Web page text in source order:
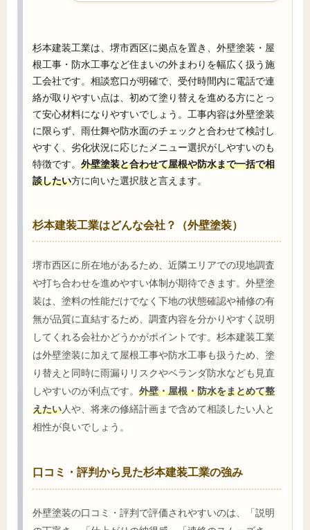
杉本建装工業は、堺市西区に拠点を置き、外壁塗装・屋
根工事・防水工事など住まいの外まわりを幅広く扱う施
工会社です。相談窓口が明確で、受付時間内に電話で連
絡が取りやすい点は、初めて塗り替えを進める方にとっ
て安心材料になりやすいでしょう。工事内容は外壁塗装
に限らず、雨仕舞や防水面のチェックと合わせて検討し
やすく、劣化状況に応じたメニュー選択がしやすいのも
特徴です。 外壁塗装と合わせて屋根や防水まで一括で相
談したい方に向いた選択肢と言えます。
杉本建装工業はどんな会社？（外壁塗装）
堺市西区に所在地があるため、近隣エリアでの現地調査
や打ち合わせを進めやすい体制が期待できます。外壁塗
装は、塗料の性能だけでなく下地の状態確認や補修の有
無が品質に直結するため、調査内容を分かりやすく説明
してくれる会社かどうかがポイントです。杉本建装工業
は外壁塗装に加えて屋根工事や防水工事も扱うため、塗
り替えと同時に雨漏りリスクやベランダ防水なども見直
しやすいのが利点です。 外壁・屋根・防水をまとめて整
えたい人や、将来の修繕計画まで含めて相談したい人と
相性が良いでしょう。
口コミ・評判から見た杉本建装工業の強み
外壁塗装の口コミ・評判で評価されやすいのは、「説明